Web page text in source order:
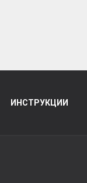
ИНСТРУКЦИИ